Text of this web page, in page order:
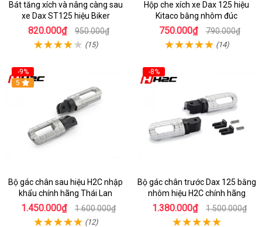
Bát tăng xích và nâng càng sau
xe Dax ST125 hiệu Biker
820.000₫ 950.000₫
(15)
Hộp che xích xe Dax 125 hiệu
Kitaco bằng nhôm đúc
750.000₫ 790.000₫
(14)
-9%
5
Bộ gác chân sau hiệu H2C nhập
khẩu chính hãng Thái Lan
1.450.000₫ 1.600.000₫
(12)
-8%
Bộ gác chân trước Dax 125 bằng
nhôm hiệu H2C chính hãng
1.380.000₫ 1.500.000₫